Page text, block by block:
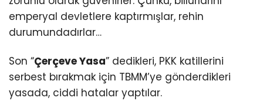
emperyal devletlere kaptırmışlar, rehin
durumundadırlar…
Son “Çerçeve Yasa” dedikleri, PKK katillerini
serbest bırakmak için TBMM’ye gönderdikleri
yasada, ciddi hatalar yaptılar.